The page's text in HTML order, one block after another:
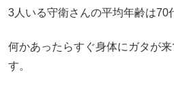
3人いる守衛さんの平均年齢は70
何かあったらすぐ身体にガタが
す。